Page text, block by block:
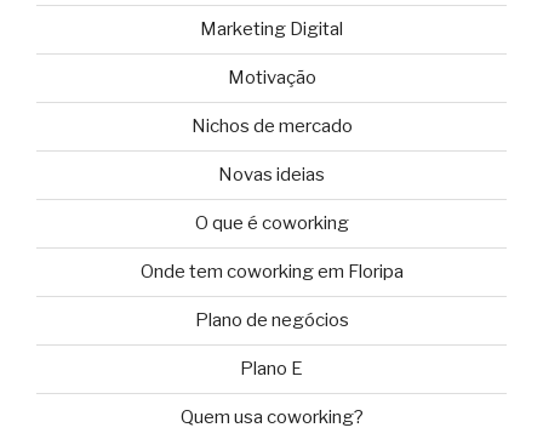
Marketing Digital
Motivação
Nichos de mercado
Novas ideias
O que é coworking
Onde tem coworking em Floripa
Plano de negócios
Plano E
Quem usa coworking?